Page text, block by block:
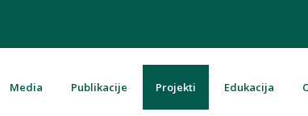
Media Publikacije Projekti Edukacija